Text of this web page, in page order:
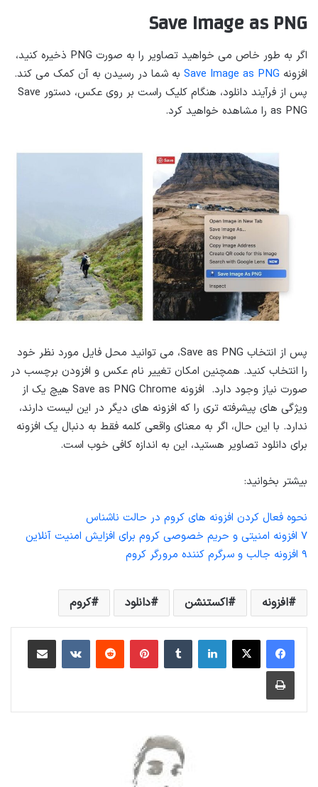
Save Image as PNG
اگر به طور خاص می خواهید تصاویر را به صورت PNG ذخیره کنید،
افزونه Save Image as PNG به شما در رسیدن به آن کمک می کند.
پس از فرآیند دانلود، هنگام کلیک راست بر روی عکس، دستور Save
as PNG را مشاهده خواهید کرد.
پس از انتخاب Save as PNG، می توانید محل فایل مورد نظر خود
را انتخاب کنید. همچنین امکان تغییر نام عکس و افزودن برچسب در
صورت نیاز وجود دارد. افزونه Save as PNG Chrome هیچ یک از
ویژگی های پیشرفته تری را که افزونه های دیگر در این لیست دارند،
ندارد. با این حال، اگر به معنای واقعی کلمه فقط به دنبال یک افزونه
برای دانلود تصاویر هستید، این به اندازه کافی خوب است.
بیشتر بخوانید:
نحوه فعال کردن افزونه های کروم در حالت ناشناس
۷ افزونه امنیتی و حریم خصوصی کروم برای افزایش امنیت آنلاین
۹ افزونه جالب و سرگرم کننده مرورگر کروم
افزونه اکستنشن دانلود کروم
لینکداینتامبلر پینتریستReddit
VKontakteاشتراک گذاری با ایمیل
چاپ